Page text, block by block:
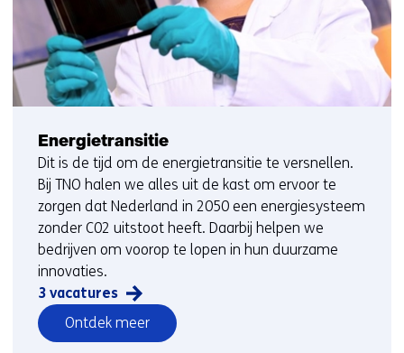
Energietransitie
Dit is de tijd om de energietransitie te versnellen.
Bij TNO halen we alles uit de kast om ervoor te
zorgen dat Nederland in 2050 een energiesysteem
zonder C02 uitstoot heeft. Daarbij helpen we
bedrijven om voorop te lopen in hun duurzame
innovaties.
3 vacatures
Ontdek meervacatures
op